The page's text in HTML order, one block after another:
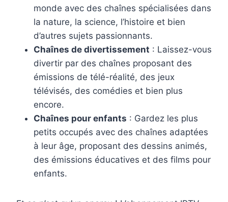
monde avec des chaînes spécialisées dans
la nature, la science, l’histoire et bien
d’autres sujets passionnants.
Chaînes de divertissement : Laissez-vous
divertir par des chaînes proposant des
émissions de télé-réalité, des jeux
télévisés, des comédies et bien plus
encore.
Chaînes pour enfants : Gardez les plus
petits occupés avec des chaînes adaptées
à leur âge, proposant des dessins animés,
des émissions éducatives et des films pour
enfants.